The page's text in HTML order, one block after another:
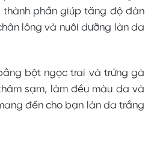
thành phần giúp tăng độ đàn
lông và nuôi dưỡng làn da
bột ngọc trai và trứng gà
sạm, làm đều màu da và
đến cho bạn làn da trắng